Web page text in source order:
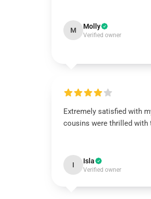
M Molly
Verified owner
Extremely satisfied with
cousins were thrilled with
I Isla
Verified owner